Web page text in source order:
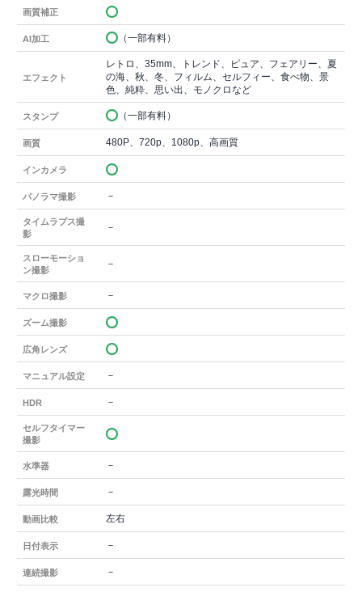
画質補正
AI加工 （一部有料）
エフェクト
レトロ、35mm、トレンド、ピュア、フェアリー、夏
の海、秋、冬、フィルム、セルフィー、食べ物、景
色、純粋、思い出、モノクロなど
スタンプ （一部有料）
画質 480P、720p、1080p、高画質
インカメラ
パノラマ撮影 －
タイムラプス撮
影
－
スローモーショ
ン撮影
－
マクロ撮影 －
ズーム撮影
広角レンズ
マニュアル設定 －
HDR －
セルフタイマー
撮影
水準器 －
露光時間 －
動画比較 左右
日付表示 －
連続撮影 －